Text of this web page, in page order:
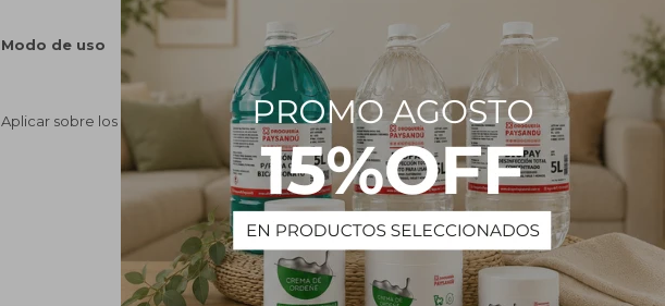
Modo de uso
Aplicar sobre los cabellos húmedos, emulsionar con masaje capilar y enjuagar.
PRODUCTOS QUE TE PUEDEN INTERESAR